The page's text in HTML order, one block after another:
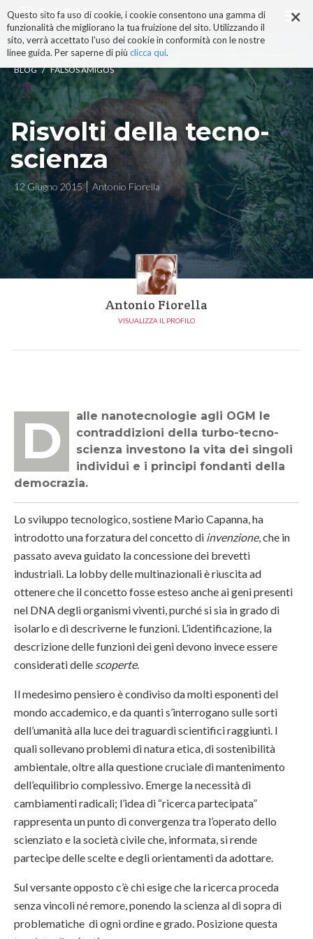
×
Questo sito fa uso di cookie, i cookie consentono una gamma di
funzionalità che migliorano la tua fruizione del sito. Utilizzando il
sito, verrà accettato l'uso dei cookie in conformità con le nostre
linee guida. Per saperne di più clicca qui.
ai
contenuti.
|
alla
navigazione
BLOG / FALSOS AMIGOS
Risvolti della tecno-
scienza
12 Giugno 2015 Antonio Fiorella
Antonio Fiorella
VISUALIZZA IL PROFILO
Dalle nanotecnologie agli OGM le
contraddizioni della turbo-tecno-
scienza investono la vita dei singoli
individui e i principi fondanti della
democrazia.
Lo sviluppo tecnologico, sostiene Mario Capanna, ha
introdotto una forzatura del concetto di invenzione, che in
passato aveva guidato la concessione dei brevetti
industriali. La lobby delle multinazionali è riuscita ad
ottenere che il concetto fosse esteso anche ai geni presenti
nel DNA degli organismi viventi, purché si sia in grado di
isolarlo e di descriverne le funzioni. L’identificazione, la
descrizione delle funzioni dei geni devono invece essere
considerati delle scoperte.
Il medesimo pensiero è condiviso da molti esponenti del
mondo accademico, e da quanti s’interrogano sulle sorti
dell’umanità alla luce dei traguardi scientifici raggiunti. I
quali sollevano problemi di natura etica, di sostenibilità
ambientale, oltre alla questione cruciale di mantenimento
dell’equilibrio complessivo. Emerge la necessità di
cambiamenti radicali; l’idea di “ricerca partecipata”
rappresenta un punto di convergenza tra l’operato dello
scienziato e la società civile che, informata, si rende
partecipe delle scelte e degli orientamenti da adottare.
Sul versante opposto c’è chi esige che la ricerca proceda
senza vincoli né remore, ponendo la scienza al di sopra di
problematiche di ogni ordine e grado. Posizione questa